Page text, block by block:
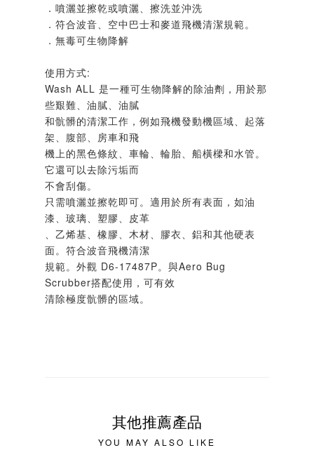
．噴灑並擦乾或噴灑、擦洗並沖洗
．符合波音、空中巴士和麥道飛機清潔規範。
．無毒可生物降解
使用方式:
Wash ALL 是一種可生物降解的除油劑，用於那
些艱難、油膩、油膩
和骯髒的清潔工作，例如飛機發動機區域、起落
架、腹部、房車和飛
機上的黑色條紋、車輪、輪胎、船橫樑和水管。
它還可以去除污垢而
不會刮傷。
只需噴灑並擦乾即可。適用於所有表面，如油
漆、玻璃、塑膠、皮革
、乙烯基、橡膠、木材、膠衣、鋁和其他硬表
面。符合波音飛機清潔
規範。外觀 D6-17487P。與Aero Bug
Scrubber搭配使用，可有效
清除極度骯髒的區域。
其他推薦產品
YOU MAY ALSO LIKE